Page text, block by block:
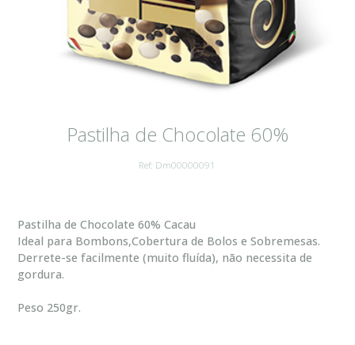
Pastilha de Chocolate 60%
Ref: Dm00000091
Pastilha de Chocolate 60% Cacau
Ideal para Bombons,Cobertura de Bolos e Sobremesas.
Derrete-se facilmente (muito fluída), não necessita de
gordura.
Peso 250gr.